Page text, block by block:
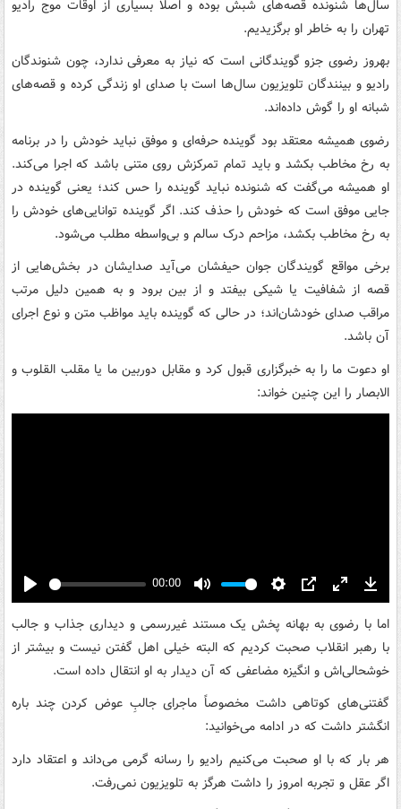
سال‌ها شنونده قصه‌های شبش بوده‌ و اصلاً بسیاری از اوقات موج رادیو
تهران را به خاطر او برگزیدیم.
بهروز رضوی جزو گویندگانی است که نیاز به معرفی ندارد، چون شنوندگان
رادیو و بینندگان تلویزیون سال‌ها است با صدای او زندگی کرده‌ و قصه‌های
شبانه او را گوش داده‌اند.
رضوی همیشه معتقد بود گوینده حرفه‌ای و موفق نباید خودش را در برنامه
به رخ مخاطب بکشد و باید تمام تمرکزش روی متنی باشد که اجرا می‌کند.
او همیشه می‌گفت که شنونده نباید گوینده را حس کند؛ یعنی گوینده در
جایی موفق است که خودش را حذف کند. اگر گوینده توانایی‌های خودش را
به رخ مخاطب بکشد، مزاحم درک سالم و بی‌واسطه مطلب می‌شود.
برخی مواقع گویندگان جوان حیفشان می‌آید صدایشان در بخش‌هایی از
قصه از شفافیت یا شیکی بیفتد و از بین برود و به همین دلیل مرتب
مراقب صدای خودشان‌اند؛ در حالی که گوینده باید مواظب متن و نوع اجرای
آن باشد.
او دعوت ما را به خبرگزاری قبول کرد و مقابل دوربین ما یا مقلب القلوب و
الابصار را این چنین خواند:
Play
00:00
Mute Settings
PIP Enter
fullscreen
اما با رضوی به بهانه پخش یک مستند غیررسمی و دیداری جذاب و جالب
با رهبر انقلاب صحبت کردیم که البته خیلی اهل گفتن نیست و بیشتر از
خوشحالی‌اش و انگیزه مضاعفی که آن دیدار به او انتقال داده است.
گفتنی‌های کوتاهی داشت مخصوصاً ماجرای جالبِ عوض کردن چند باره
انگشتر داشت که در ادامه می‌خوانید:
هر بار که با او صحبت می‌کنیم رادیو را رسانه گرمی می‌داند و اعتقاد دارد
اگر عقل و تجربه امروز را داشت هرگز به تلویزیون نمی‌رفت.